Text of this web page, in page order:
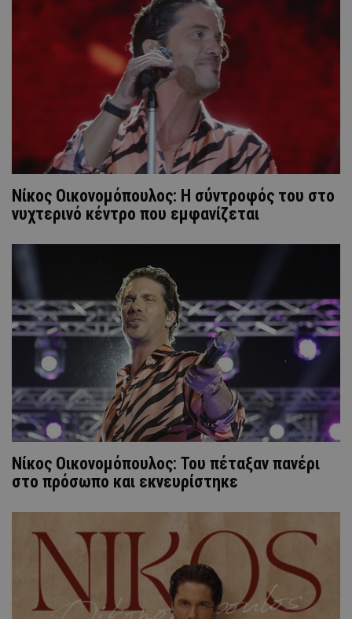
Νίκος Οικονομόπουλος: Η σύντροφός του στο
νυχτερινό κέντρο που εμφανίζεται
Νίκος Οικονομόπουλος: Του πέταξαν πανέρι
στο πρόσωπο και εκνευρίστηκε